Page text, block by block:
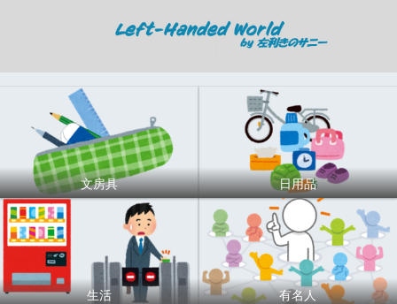
文房具 日用品
生活 有名人